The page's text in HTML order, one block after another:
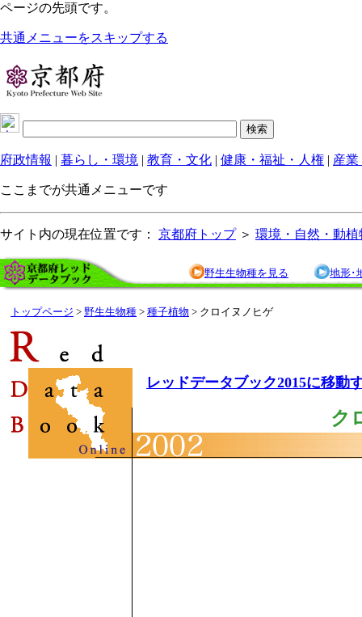
ページの先頭です。
共通メニューをスキップする
府政情報 | 暮らし・環境 | 教育・文化 | 健康・福祉・人権 | 産業
ここまでが共通メニューです
サイト内の現在位置です： 京都府トップ＞ 環境・自然・動植
野生生物種を見る 地形･
トップページ > 野生生物種 > 種子植物 > クロイヌノヒゲ
レッドデータブック2015に移動
ク